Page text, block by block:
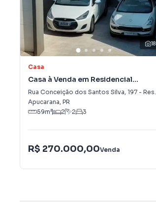
18
Casa
Casa à Venda em Residencial
Araucária
Rua Conceição dos Santos Silva, 197 - Residencial Araucária
Apucarana, PR
59m² 2 2 3
R$ 270.000,00Venda